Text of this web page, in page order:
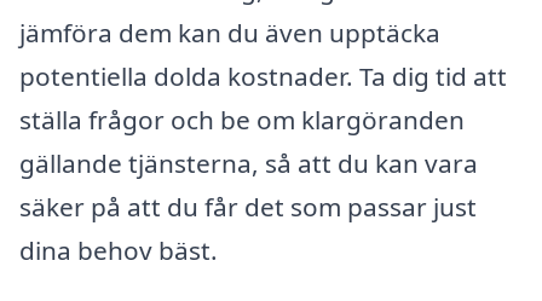
jämföra dem kan du även upptäcka
potentiella dolda kostnader. Ta dig tid att
ställa frågor och be om klargöranden
gällande tjänsterna, så att du kan vara
säker på att du får det som passar just
dina behov bäst.